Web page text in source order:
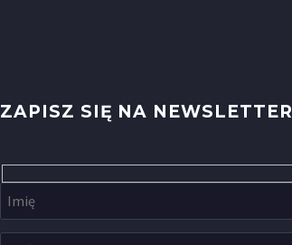
ZAPISZ SIĘ NA NEWSLETTER